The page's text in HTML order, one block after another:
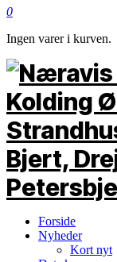
0
Ingen varer i kurven.
Forside
Nyheder
Kort nyt